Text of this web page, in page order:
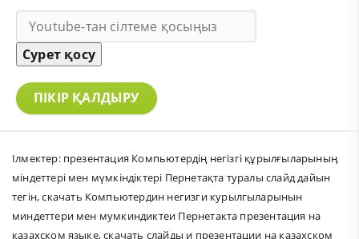
Сурет қосу
ПІКІР ҚАЛДЫРУ
Ілмектер: презентация Компьютердің негізгі құрылғыларының
міндеттері мен мүмкіндіктері Пернетақта туралы слайд дайын
тегін,скачать Компьютердин негизги курылгыларынын
миндеттери мен мумкиндиктеи Пернетакта презентация на
казахском языке,скачать слайды и презентации на казахском